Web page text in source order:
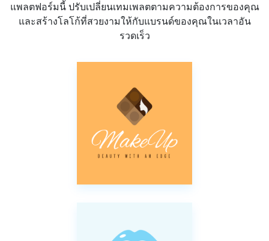
แพลตฟอร์มนี้ ปรับเปลี่ยนเทมเพลตตามความต้องการของคุณ
และสร้างโลโก้ที่สวยงามให้กับแบรนด์ของคุณในเวลาอัน
รวดเร็ว